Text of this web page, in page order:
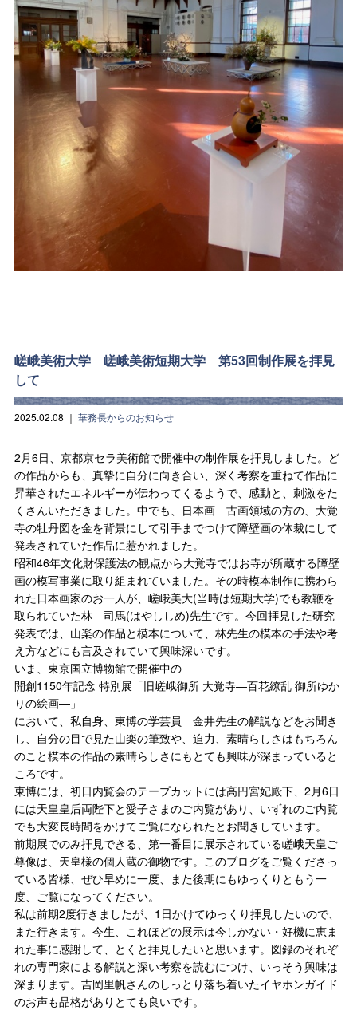
嵯峨美術大学 嵯峨美術短期大学 第53回制作展を拝見
して
2025.02.08 ｜ 華務長からのお知らせ
2月6日、京都京セラ美術館で開催中の制作展を拝見しました。ど
の作品からも、真摯に自分に向き合い、深く考察を重ねて作品に
昇華されたエネルギーが伝わってくるようで、感動と、刺激をた
くさんいただきました。中でも、日本画 古画領域の方の、大覚
寺の牡丹図を金を背景にして引手までつけて障壁画の体裁にして
発表されていた作品に惹かれました。
昭和46年文化財保護法の観点から大覚寺ではお寺が所蔵する障壁
画の模写事業に取り組まれていました。その時模本制作に携わら
れた日本画家のお一人が、嵯峨美大(当時は短期大学)でも教鞭を
取られていた林 司馬(はやししめ)先生です。今回拝見した研究
発表では、山楽の作品と模本について、林先生の模本の手法や考
え方などにも言及されていて興味深いです。
いま、東京国立博物館で開催中の
開創1150年記念 特別展「旧嵯峨御所 大覚寺―百花繚乱 御所ゆか
りの絵画―」
において、私自身、東博の学芸員 金井先生の解説などをお聞き
し、自分の目で見た山楽の筆致や、迫力、素晴らしさはもちろん
のこと模本の作品の素晴らしさにもとても興味が深まっていると
ころです。
東博には、初日内覧会のテープカットには高円宮妃殿下、2月6日
には天皇皇后両陛下と愛子さまのご内覧があり、いずれのご内覧
でも大変長時間をかけてご覧になられたとお聞きしています。
前期展でのみ拝見できる、第一番目に展示されている嵯峨天皇ご
尊像は、天皇様の個人蔵の御物です。このブログをご覧くださっ
ている皆様、ぜひ早めに一度、また後期にもゆっくりともう一
度、ご覧になってください。
私は前期2度行きましたが、1日かけてゆっくり拝見したいので、
また行きます。今生、これほどの展示は今しかない・好機に恵ま
れた事に感謝して、とくと拝見したいと思います。図録のそれぞ
れの専門家による解説と深い考察を読むにつけ、いっそう興味は
深まります。吉岡里帆さんのしっとり落ち着いたイヤホンガイド
のお声も品格がありとても良いです。